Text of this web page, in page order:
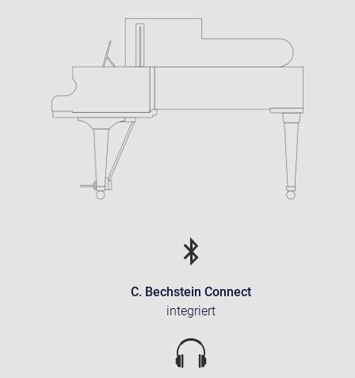
C. Bechstein Connect
integriert